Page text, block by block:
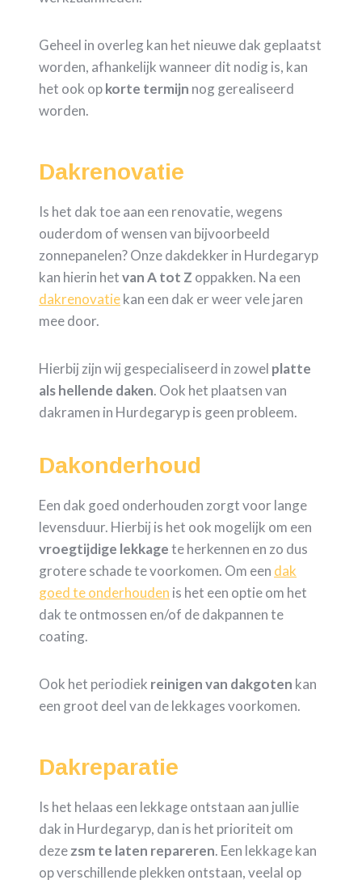
Geheel in overleg kan het nieuwe dak geplaatst
worden, afhankelijk wanneer dit nodig is, kan
het ook opkorte termijn nog gerealiseerd
worden.
Dakrenovatie
Is het dak toe aan een renovatie, wegens
ouderdom of wensen van bijvoorbeeld
zonnepanelen? Onze dakdekker in Hurdegaryp
kan hierin hetvan A tot Z oppakken. Na een
dakrenovatiekan een dak er weer vele jaren
mee door.
Hierbij zijn wij gespecialiseerd in zowel platte
als hellende daken. Ook het plaatsen van
dakramen in Hurdegaryp is geen probleem.
Dakonderhoud
Een dak goed onderhouden zorgt voor lange
levensduur. Hierbij is het ook mogelijk om een
vroegtijdige lekkagete herkennen en zo dus
grotere schade te voorkomen. Om een dak
goed te onderhouden is het een optie om het
dak te ontmossen en/of de dakpannen te
coating.
Ook het periodiek reinigen van dakgoten kan
een groot deel van de lekkages voorkomen.
Dakreparatie
Is het helaas een lekkage ontstaan aan jullie
dak in Hurdegaryp, dan is het prioriteit om
dezezsm te laten repareren. Een lekkage kan
op verschillende plekken ontstaan, veelal op